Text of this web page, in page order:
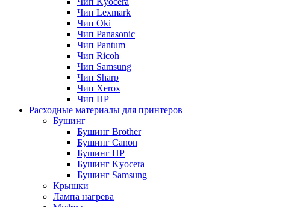
Чип Lexmark
Чип Oki
Чип Panasonic
Чип Pantum
Чип Ricoh
Чип Samsung
Чип Sharp
Чип Xerox
Чип НР
Расходные материалы для принтеров
Бушинг
Бушинг Brother
Бушинг Canon
Бушинг HP
Бушинг Kyocera
Бушинг Samsung
Крышки
Лампа нагрева